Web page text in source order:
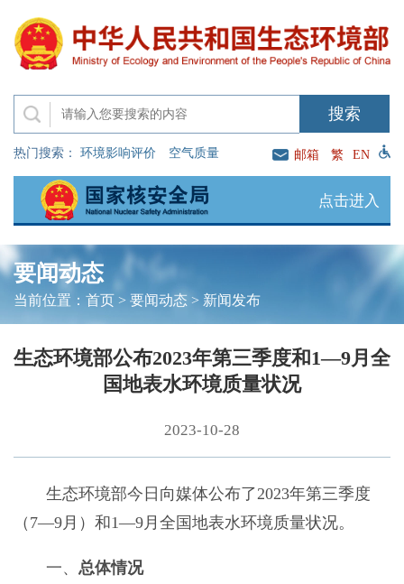
热门搜索： 环境影响评价 空气质量 邮箱 繁 EN
点击进入
要闻动态
当前位置： 首页> 要闻动态 > 新闻发布
生态环境部公布2023年第三季度和1—9月全
国地表水环境质量状况
2023-10-28
生态环境部今日向媒体公布了2023年第三季度
（7—9月）和1—9月全国地表水环境质量状况。
一、 总体情况